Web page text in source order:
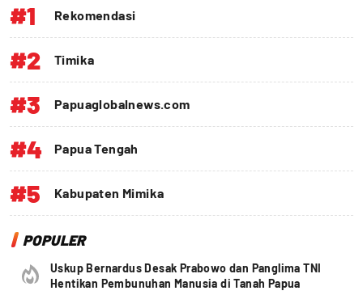
#1 Rekomendasi
#2 Timika
#3 Papuaglobalnews.com
#4 Papua Tengah
#5 Kabupaten Mimika
POPULER
Uskup Bernardus Desak Prabowo dan Panglima TNI
Hentikan Pembunuhan Manusia di Tanah Papua